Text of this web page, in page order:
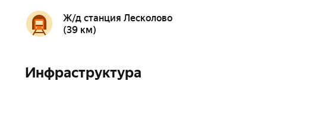
Ж/д станция Лесколово
(39 км)
Инфраструктура